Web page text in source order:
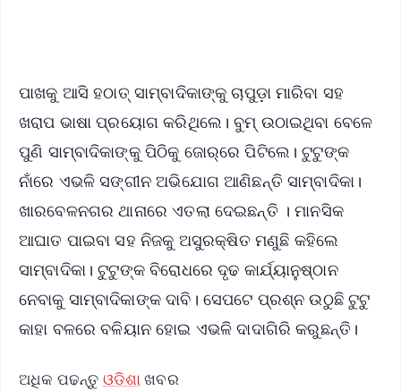
ପାଖକୁ ଆସି ହଠାତ୍ ସାମ୍ବାଦିକାଙ୍କୁ ଚାପୁଡ଼ା ମାରିବା ସହ
ଖରାପ ଭାଷା ପ୍ରୟୋଗ କରିଥିଲେ। ବୁମ୍ ଉଠାଇଥିବା ବେଳେ
ପୁଣି ସାମ୍ବାଦିକାଙ୍କୁ ପିଠିକୁ ଜୋର୍‌ରେ ପିଟିଲେ। ଟୁଟୁଙ୍କ
ନାଁରେ ଏଭଳି ସଙ୍ଗୀନ ଅଭିଯୋଗ ଆଣିଛନ୍ତି ସାମ୍ବାଦିକା।
ଖାରବେଳନଗର ଥାନାରେ ଏତଲା ଦେଇଛନ୍ତି । ମାନସିକ
ଆଘାତ ପାଇବା ସହ ନିଜକୁ ଅସୁରକ୍ଷିତ ମଣୁଛି କହିଲେ
ସାମ୍ବାଦିକା। ଟୁଟୁଙ୍କ ବିରୋଧରେ ଦୃଢ କାର୍ଯ୍ୟାନୁଷ୍ଠାନ
ନେବାକୁ ସାମ୍ବାଦିକାଙ୍କ ଦାବି। ସେପଟେ ପ୍ରଶ୍ନ ଉଠୁଛି ଟୁଟୁ
କାହା ବଳରେ ବଳିୟାନ ହୋଇ ଏଭଳି ଦାଦାଗିରି କରୁଛନ୍ତି।
ଅଧିକ ପଢନ୍ତୁ ଓଡିଶା ଖବର